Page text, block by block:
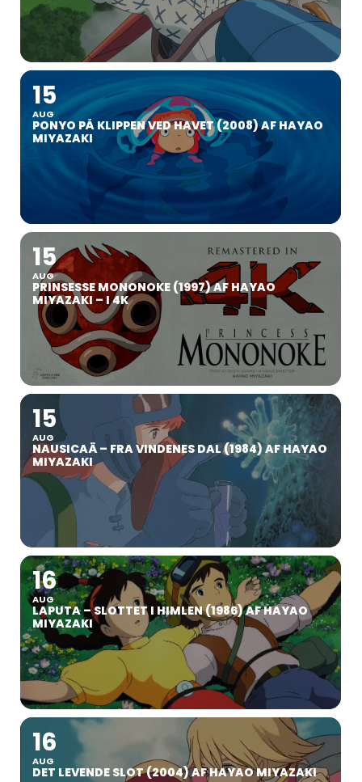
15
AUG
PONYO PÅ KLIPPEN VED HAVET (2008) AF HAYAO
MIYAZAKI
15
AUG
PRINSESSE MONONOKE (1997) AF HAYAO
MIYAZAKI – I 4K
15
AUG
NAUSICAÄ – FRA VINDENES DAL (1984) AF HAYAO
MIYAZAKI
16
AUG
LAPUTA – SLOTTET I HIMLEN (1986) AF HAYAO
MIYAZAKI
16
AUG
DET LEVENDE SLOT (2004) AF HAYAO MIYAZAKI